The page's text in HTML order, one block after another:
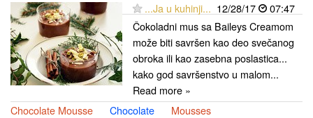
...Ja u kuhinji... 12/28/17
07:47
Čokoladni mus sa Baileys Creamom
može biti savršen kao deo svečanog
obroka ili kao zasebna poslastica...
kako god savršenstvo u malom...
Read more »
Chocolate Mousse
Chocolate Mousses